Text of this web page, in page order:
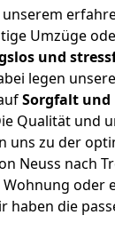
Umzüge
und
legen
Sorgfalt und
Qualität und
uns zu der
Neuss nach
Wohnung oder
haben die